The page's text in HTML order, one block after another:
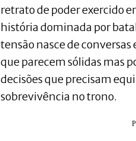
retrato de poder exercido
história dominada por
tensão nasce de conversas
que parecem sólidas mas
decisões que precisam
sobrevivência no trono.